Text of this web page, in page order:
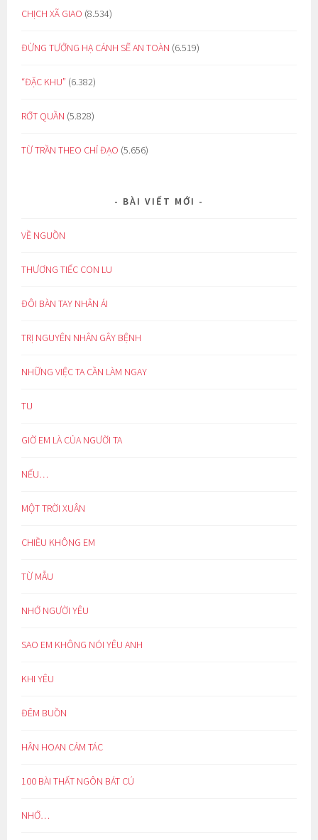
CHỊCH XÃ GIAO (8.534)
ĐỪNG TƯỞNG HẠ CÁNH SẼ AN TOÀN (6.519)
“ĐẶC KHU” (6.382)
RỚT QUẦN (5.828)
TỪ TRẦN THEO CHỈ ĐẠO (5.656)
BÀI VIẾT MỚI
VỀ NGUỒN
THƯƠNG TIẾC CON LU
ĐÔI BÀN TAY NHÂN ÁI
TRỊ NGUYÊN NHÂN GÂY BỆNH
NHỮNG VIỆC TA CẦN LÀM NGAY
TU
GIỜ EM LÀ CỦA NGƯỜI TA
NẾU…
MỘT TRỜI XUÂN
CHIỀU KHÔNG EM
TỪ MẪU
NHỚ NGƯỜI YÊU
SAO EM KHÔNG NÓI YÊU ANH
KHI YÊU
ĐÊM BUỒN
HÂN HOAN CẢM TÁC
100 BÀI THẤT NGÔN BÁT CÚ
NHỚ…